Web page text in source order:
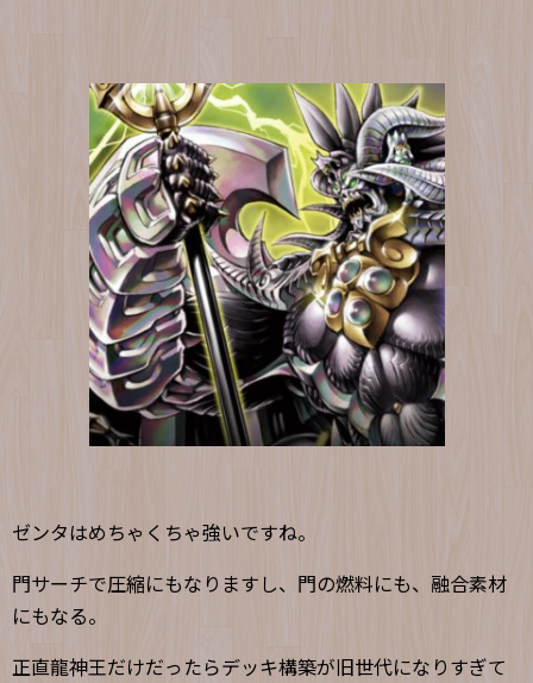
ゼンタはめちゃくちゃ強いですね。
門サーチで圧縮にもなりますし、門の燃料にも、融合素材
にもなる。
正直龍神王だけだったらデッキ構築が旧世代になりすぎて